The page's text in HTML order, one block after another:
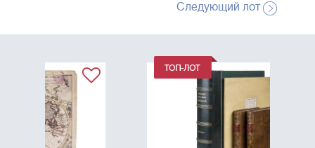
Следующий лот